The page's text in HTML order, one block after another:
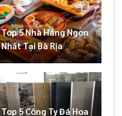
Top 5 Nhà Hàng Ngon
Nhất Tại Bà Rịa
Top 5 Công Ty Đá Hoa